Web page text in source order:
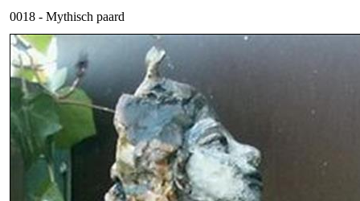
0018 - Mythisch paard